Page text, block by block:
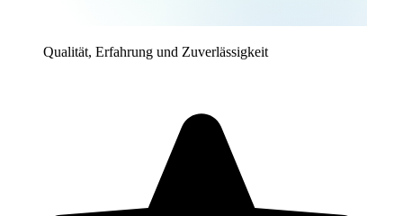
Qualität, Erfahrung und Zuverlässigkeit